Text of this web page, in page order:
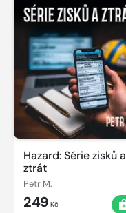
Hazard: Série zisků a
ztrát
Petr M.
249 Kč